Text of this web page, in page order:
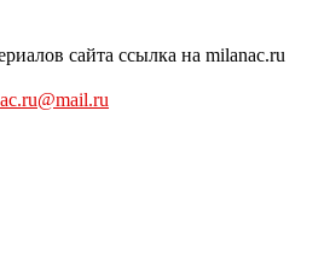
сайта ссылка на milanac.ru